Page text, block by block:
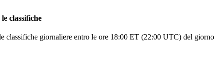
classifiche
classifiche giornaliere entro le ore 18:00 ET (22:00 UTC) del giorno